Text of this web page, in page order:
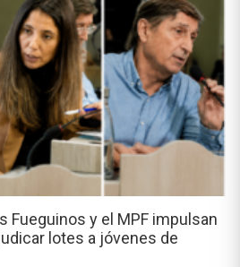
Fueguinos y el MPF impulsan
lotes a jóvenes de